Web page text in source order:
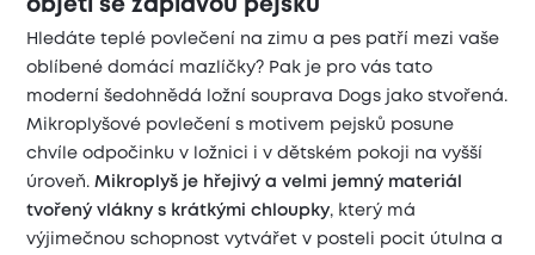
objetí se záplavou pejsků
Hledáte teplé povlečení na zimu a pes patří mezi vaše
oblíbené domácí mazlíčky? Pak je pro vás tato
moderní šedohnědá ložní souprava Dogs jako stvořená.
Mikroplyšové povlečení s motivem pejsků posune
chvíle odpočinku v ložnici i v dětském pokoji na vyšší
úroveň.Mikroplyš je hřejivý a velmi jemný materiál
tvořený vlákny s krátkými chloupky, který má
výjimečnou schopnost vytvářet v posteli pocit útulna a